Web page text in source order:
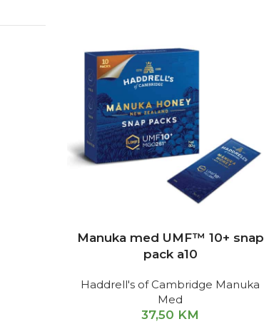
Manuka med UMF™ 10+ snap
pack a10
Haddrell's of Cambridge Manuka
Med
37,50 KM